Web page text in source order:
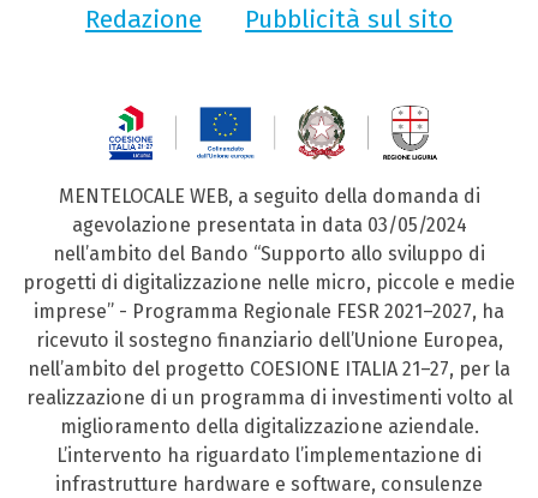
Redazione
Pubblicità sul sito
MENTELOCALE WEB, a seguito della domanda di
agevolazione presentata in data 03/05/2024
nell’ambito del Bando “Supporto allo sviluppo di
progetti di digitalizzazione nelle micro, piccole e medie
imprese” - Programma Regionale FESR 2021–2027, ha
ricevuto il sostegno finanziario dell’Unione Europea,
nell’ambito del progetto COESIONE ITALIA 21–27, per la
realizzazione di un programma di investimenti volto al
miglioramento della digitalizzazione aziendale.
L’intervento ha riguardato l’implementazione di
infrastrutture hardware e software, consulenze